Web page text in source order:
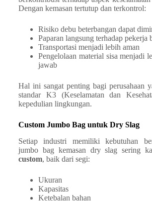
Dengan kemasan tertutup dan terkontrol:
Risiko debu beterbangan dapat
Paparan langsung terhadap pekerja
Transportasi menjadi lebih aman
Pengelolaan material sisa menjadi
jawab
Hal ini sangat penting bagi perusahaan
standar K3 (Keselamatan dan
kepedulian lingkungan.
Custom Jumbo Bag untuk Dry Slag
Setiap industri memiliki kebutuhan
jumbo bag kemasan dry slag sering
custom, baik dari segi:
Ukuran
Kapasitas
Ketebalan bahan